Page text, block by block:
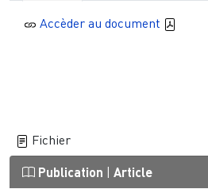
Accèder au document
Fichier
Publication | Article